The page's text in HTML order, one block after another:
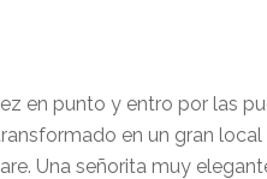
en punto y entro por las
en un gran
Una señorita muy